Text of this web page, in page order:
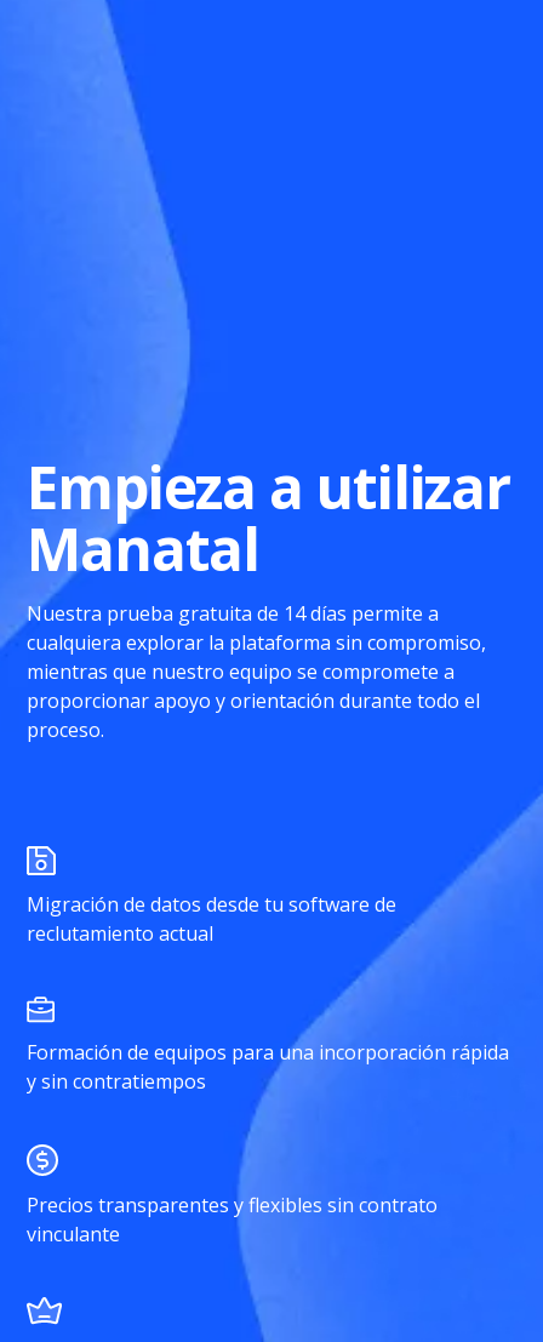
Empieza a utilizar
Manatal
Nuestra prueba gratuita de 14 días permite a
cualquiera explorar la plataforma sin compromiso,
mientras que nuestro equipo se compromete a
proporcionar apoyo y orientación durante todo el
proceso.
Migración de datos desde tu software de
reclutamiento actual
Formación de equipos para una incorporación rápida
y sin contratiempos
Precios transparentes y flexibles sin contrato
vinculante